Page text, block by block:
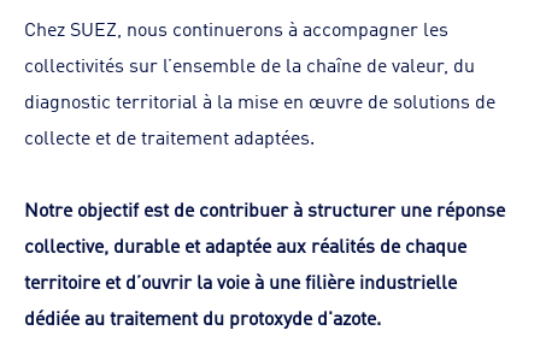
Chez SUEZ, nous continuerons à accompagner les
collectivités sur l’ensemble de la chaîne de valeur, du
diagnostic territorial à la mise en œuvre de solutions de
collecte et de traitement adaptées.
Notre objectif est de contribuer à structurer une réponse
collective, durable et adaptée aux réalités de chaque
territoire et d’ouvrir la voie à une filière industrielle
dédiée au traitement du protoxyde d'azote.